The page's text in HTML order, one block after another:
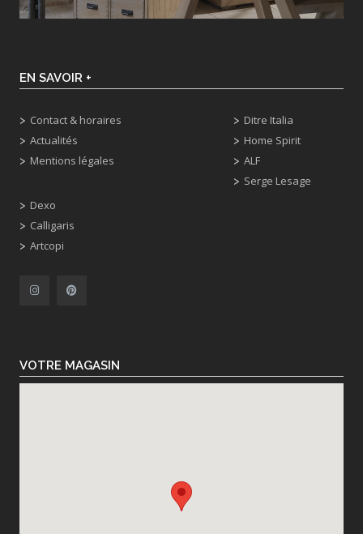
EN SAVOIR +
Contact & horaires
Actualités
Mentions légales
Dexo
Calligaris
Artcopi
Ditre Italia
Home Spirit
ALF
Serge Lesage
VOTRE MAGASIN